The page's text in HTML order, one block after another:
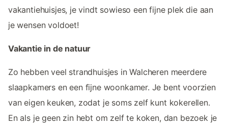
vakantiehuisjes, je vindt sowieso een fijne plek die aan
je wensen voldoet!
Vakantie in de natuur
Zo hebben veel strandhuisjes in Walcheren meerdere
slaapkamers en een fijne woonkamer. Je bent voorzien
van eigen keuken, zodat je soms zelf kunt kokerellen.
En als je geen zin hebt om zelf te koken, dan bezoek je